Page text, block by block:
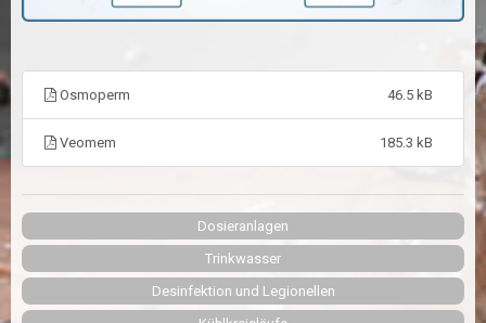
Osmoperm 46.5 kB
Veomem 185.3 kB
Dosieranlagen
Trinkwasser
Desinfektion und Legionellen